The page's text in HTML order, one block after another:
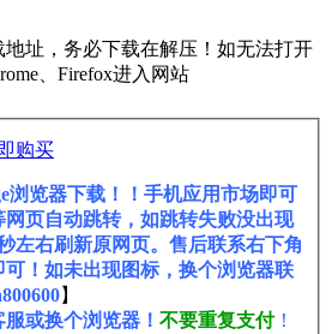
址，务必下载在解压！如无法打开
、Firefox进入网站
购买
浏览器下载！！手机应用市场即可
页自动跳转，如跳转失败没出现
左右刷新原网页。售后联系右下角
！如未出现图标，换个浏览器联
】
或换个浏览器！ 不要重复支付！